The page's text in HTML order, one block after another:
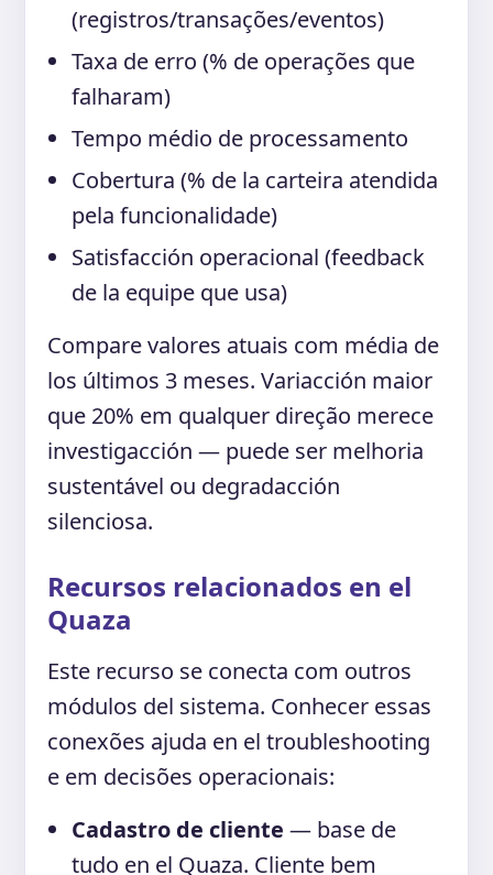
(registros/transações/eventos)
Taxa de erro (% de operações que
falharam)
Tempo médio de processamento
Cobertura (% de la carteira atendida
pela funcionalidade)
Satisfacción operacional (feedback
de la equipe que usa)
Compare valores atuais com média de
los últimos 3 meses. Variacción maior
que 20% em qualquer direção merece
investigacción — puede ser melhoria
sustentável ou degradacción
silenciosa.
Recursos relacionados en el
Quaza
Este recurso se conecta com outros
módulos del sistema. Conhecer essas
conexões ajuda en el troubleshooting
e em decisões operacionais:
Cadastro de cliente — base de
tudo en el Quaza. Cliente bem